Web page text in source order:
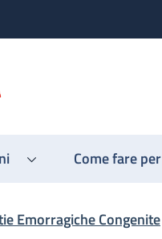
Come fare per
Emorragiche Congenite